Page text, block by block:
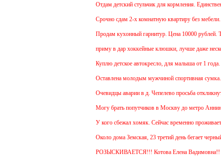
Отдам детский стульчик для кормления.
Срочно сдам 2-х комнатную квартиру без мебели.
Продам кухонный гарнитур. Цена 10000 рублей.
приму в дар хоккейные клюшки, лучше даже
Куплю детское автокресло, для малыша от 1 года.
Оставлена молодым мужчиной спортивная сумка.
Очевидцы аварии в д. Чепелево просьба
Могу брать попутчиков в Москву до метро
У кого сбежал хомяк. Сейчас временно
Около дома Земская, 23 третий день бегает
РОЗЫСКИВАЕТСЯ!!! Котова Елена